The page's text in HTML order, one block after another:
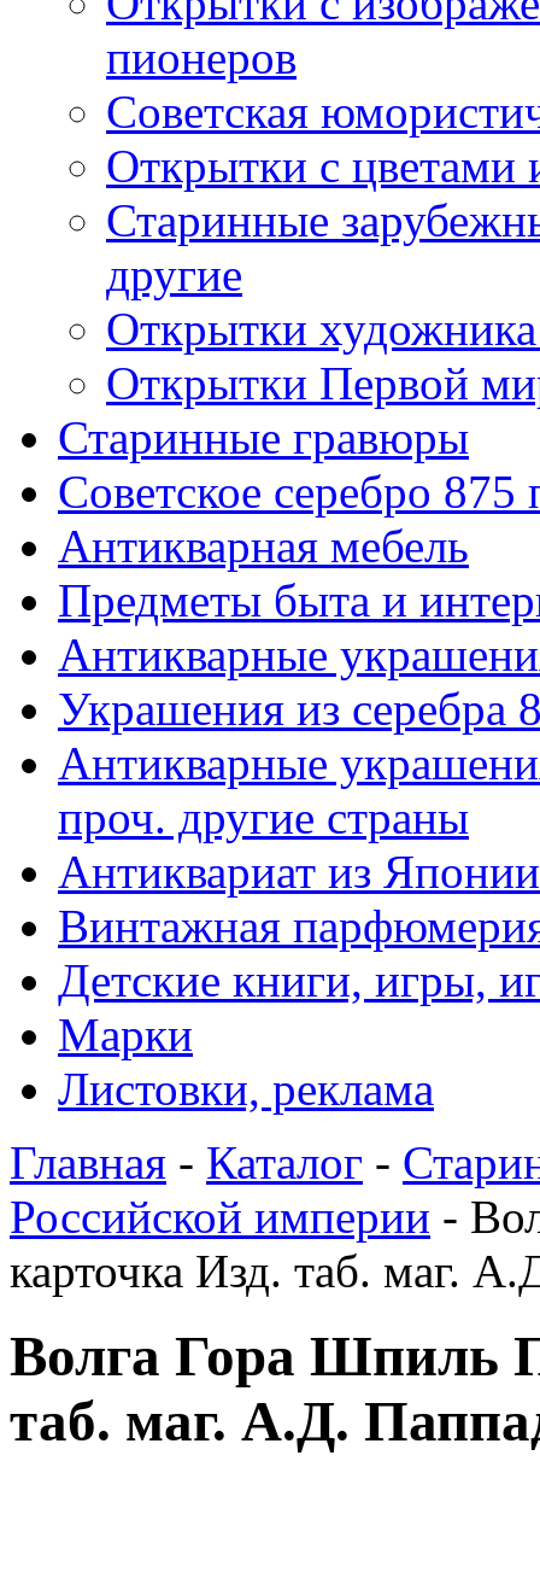
пионеров
Советская
Открытки с цветами
Старинные
другие
Открытки
Открытки Первой
Старинные гравюры
Советское серебро
Антикварная мебель
Предметы быта и
Антикварные
Украшения из серебра
Антикварные
проч. другие страны
Антиквариат из
Винтажная
Детские книги, игры,
Марки
Листовки, реклама
Главная - Каталог -
Российской империи -
карточка Изд. таб. маг.
Волга Гора Шпиль
таб. маг. А.Д.